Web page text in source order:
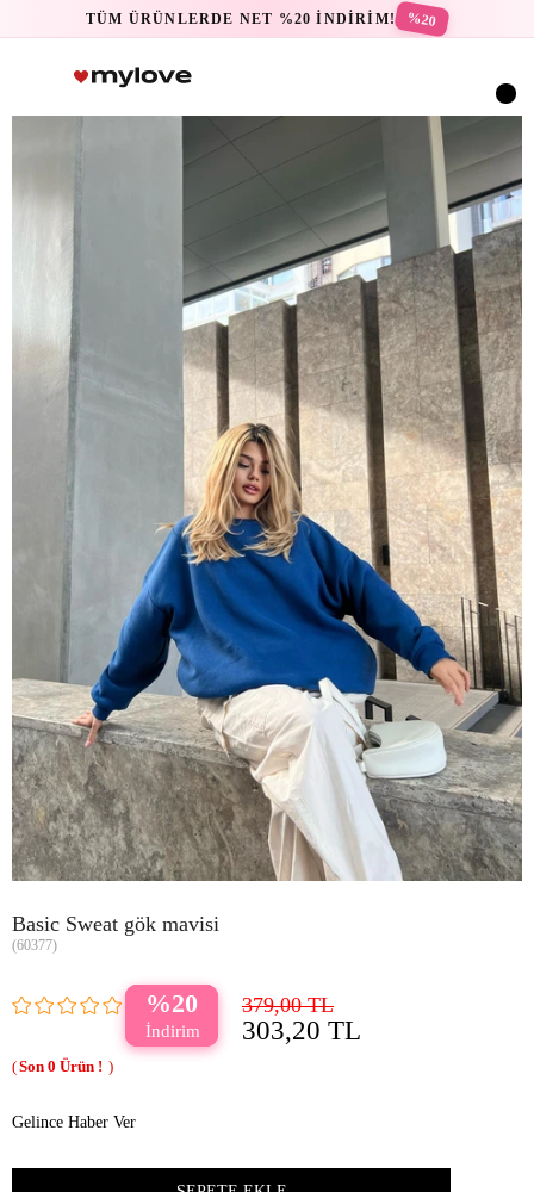
TÜM ÜRÜNLERDE NET %20 İNDİRİM! %20
Basic Sweat gök mavisi
(60377)
20 379,00 TL
303,20 TL
0
Gelince Haber Ver